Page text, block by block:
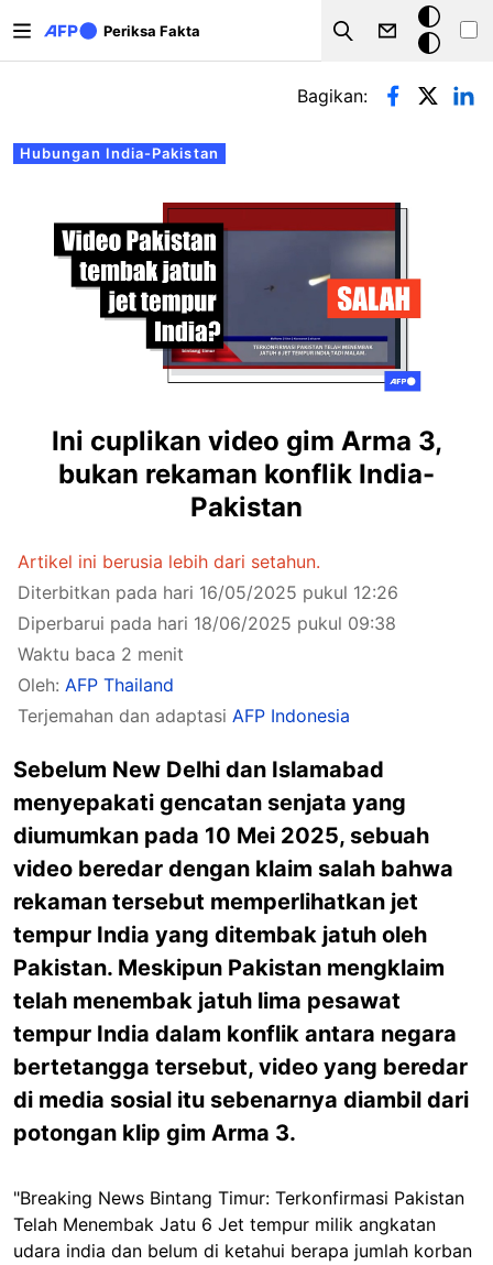
Periksa Fakta
Search
Mode
gelap
Tab primer
Hubungan India-Pakistan
Bagikan:
Ini cuplikan video gim Arma 3,
bukan rekaman konflik India-
Pakistan
Artikel ini berusia lebih dari setahun.
Diterbitkan pada hari 16/05/2025 pukul 12:26
Diperbarui pada hari 18/06/2025 pukul 09:38
Waktu baca 2 menit
Oleh: AFP Thailand
Terjemahan dan adaptasi AFP Indonesia
Sebelum New Delhi dan Islamabad
menyepakati gencatan senjata yang
diumumkan pada 10 Mei 2025, sebuah
video beredar dengan klaim salah bahwa
rekaman tersebut memperlihatkan jet
tempur India yang ditembak jatuh oleh
Pakistan. Meskipun Pakistan mengklaim
telah menembak jatuh lima pesawat
tempur India dalam konflik antara negara
bertetangga tersebut, video yang beredar
di media sosial itu sebenarnya diambil dari
potongan klip gim Arma 3.
"Breaking News Bintang Timur: Terkonfirmasi Pakistan
Telah Menembak Jatu 6 Jet tempur milik angkatan
udara india dan belum di ketahui berapa jumlah korban